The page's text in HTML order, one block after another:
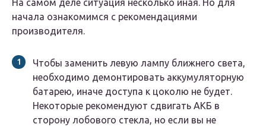
На самом деле ситуация несколько иная. Но для
начала ознакомимся с рекомендациями
производителя.
Чтобы заменить левую лампу ближнего света,
необходимо демонтировать аккумуляторную
батарею, иначе доступа к цоколю не будет.
Некоторые рекомендуют сдвигать АКБ в
сторону лобового стекла, но если вы не